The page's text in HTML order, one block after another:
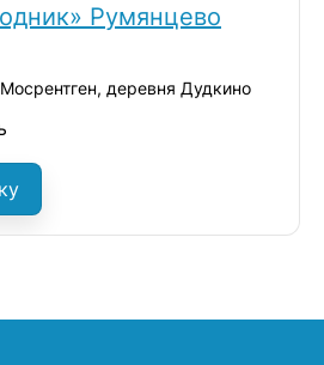
Румянцево
деревня Дудкино